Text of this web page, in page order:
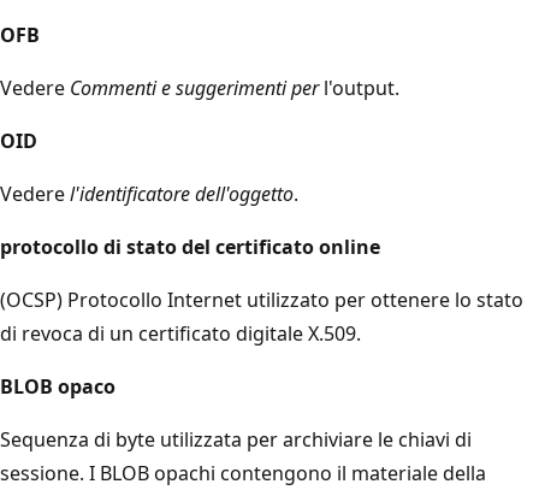
OFB
Vedere Commenti e suggerimenti perl'output.
OID
Vederel'identificatore dell'oggetto.
protocollo di stato del certificato online
(OCSP) Protocollo Internet utilizzato per ottenere lo stato
di revoca di un certificato digitale X.509.
BLOB opaco
Sequenza di byte utilizzata per archiviare le chiavi di
sessione. I BLOB opachi contengono il materiale della